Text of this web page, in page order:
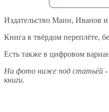
Издательство Манн, Иванов
Книга в твёрдом переплёте,
Есть также в цифровом
На фото ниже под статьёй -
книги.